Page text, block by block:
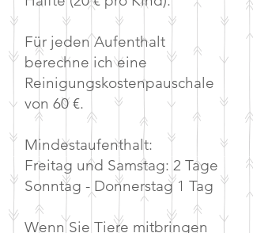
Für jeden Aufenthalt
berechne ich eine
Reinigungskostenpauschale
von 60 €.
Mindestaufenthalt:
Freitag und Samstag: 2 Tage
Sonntag - Donnerstag 1 Tag
Wenn Sie Tiere mitbringen